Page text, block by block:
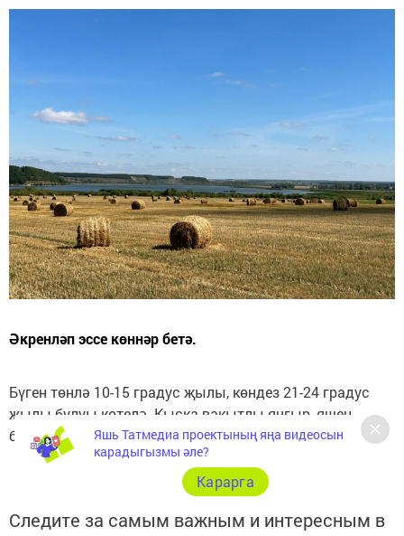
Әкренләп эссе көннәр бетә.
Бүген төнлә 10-15 градус җылы, көндез 21-24 градус
җылы булуы көтелә. Кыска вакытлы яңгыр, яшен
булуы ихтимал.
Следите за самым важным и интересным в
Яшь Татмедиа проектының яңа видеосын
карадыгызмы әле?
Карарга